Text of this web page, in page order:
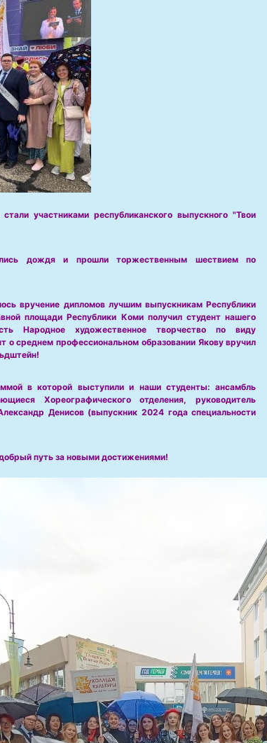
участниками республиканского выпускного "Твои
дождя и прошли торжественным шествием по
вручение дипломов лучшим выпускникам Республики
площади Республики Коми получил студент нашего
Народное художественное творчество по виду
о среднем профессиональном образовании Якову вручил
в которой выступили и наши студенты: ансамбль
Хореографического отделения, руководитель
Денисов (выпускник 2024 года специальности
путь за новыми достижениями!